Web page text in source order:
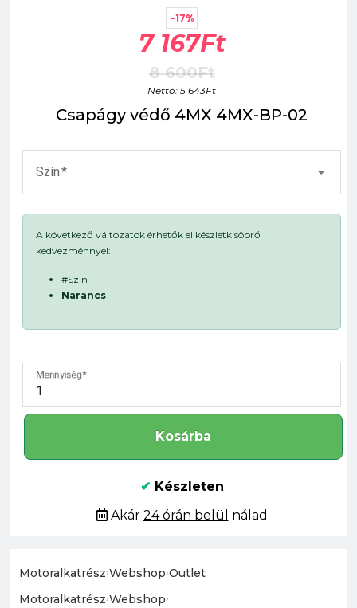
-17%
7 167Ft
8 600Ft
Nettó: 5 643Ft
Csapágy védő 4MX 4MX-BP-02
Szín
A következő változatok érhetők el készletkisöprő
kedvezménnyel:
#Szín
Narancs
Mennyiség
Kosárba
✔ Készleten
Akár 24 órán belül nálad
Motoralkatrész›Webshop›Outlet
Motoralkatrész›Webshop›